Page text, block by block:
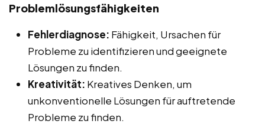
Problemlösungsfähigkeiten
Fehlerdiagnose: Fähigkeit, Ursachen für
Probleme zu identifizieren und geeignete
Lösungen zu finden.
Kreativität: Kreatives Denken, um
unkonventionelle Lösungen für auftretende
Probleme zu finden.